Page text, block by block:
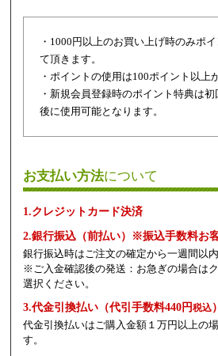
・1000円以上のお買い上げ時のみポ
て頂きます。
・ポイントの使用は100ポイント以上
・新規会員登録時のポイント特典は
後に使用可能となります。
お支払い方法について
1.クレジットカード決済
2.銀行振込（前払い）※振込手数料お
銀行振込時はご注文の確定から一週間以
※ご入金確認後の発送：お急ぎの場合は
選択ください。
3.代金引換払い（代引手数料440円税込）
代金引換払いはご購入金額１万円以上の
す。